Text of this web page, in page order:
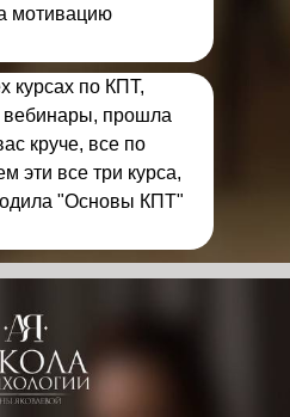
мотивацию
курсах по КПТ,
прошла
круче, все по
эти все три курса,
"Основы КПТ"